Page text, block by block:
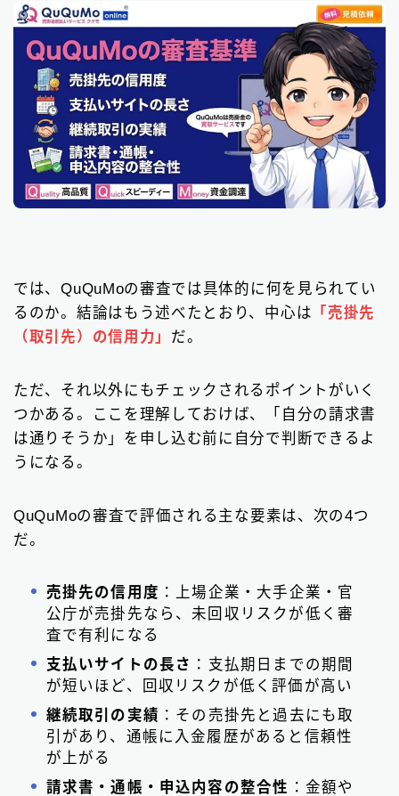
では、QuQuMoの審査では具体的に何を見られてい
るのか。結論はもう述べたとおり、中心は
「売掛先
（取引先）の信用力」 だ。
ただ、それ以外にもチェックされるポイントがいく
つかある。ここを理解しておけば、「自分の請求書
は通りそうか」を申し込む前に自分で判断できるよ
うになる。
QuQuMoの審査で評価される主な要素は、次の4つ
だ。
売掛先の信用度 ：上場企業・大手企業・官
公庁が売掛先なら、未回収リスクが低く審
査で有利になる
支払いサイトの長さ ：支払期日までの期間
が短いほど、回収リスクが低く評価が高い
継続取引の実績 ：その売掛先と過去にも取
引があり、通帳に入金履歴があると信頼性
が上がる
請求書・通帳・申込内容の整合性 ：金額や